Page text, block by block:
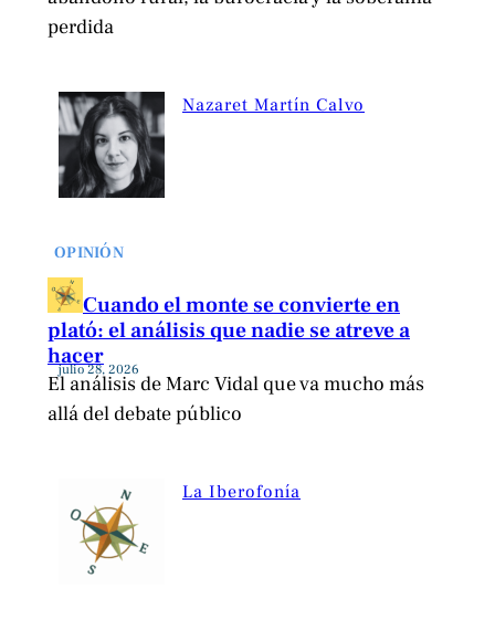
perdida
Nazaret Martín Calvo
OPINIÓN
Cuando el monte se convierte en
plató: el análisis que nadie se atreve a
hacer
julio 28, 2026
El análisis de Marc Vidal que va mucho más
allá del debate público
La Iberofonía